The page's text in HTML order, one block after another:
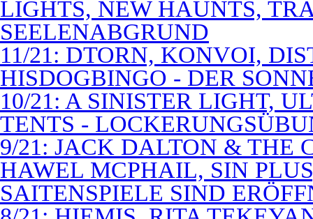
LIGHTS, NEW HAUNTS,
SEELENABGRUND
11/21: DTORN, KONVOI,
HISDOGBINGO - DER
10/21: A SINISTER LIGHT,
TENTS -
9/21: JACK DALTON & THE
HAWEL MCPHAIL, SIN
SAITENSPIELE SIND